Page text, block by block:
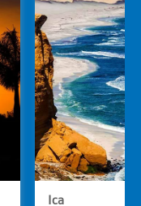
Ica